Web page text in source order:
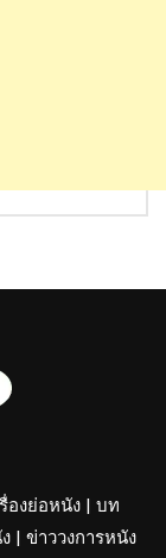
องย่อหนัง | บท
| ข่าววงการหนัง